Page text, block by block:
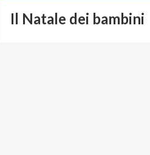
Il Natale dei bambini